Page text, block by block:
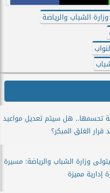
وزارة الشباب والرياضة
تحسمها.. هل سيتم تعديل مواعيد
قرار الغلق المبكر؟
وزارة الشباب والرياضة: مسيرة
إدارية مميزة